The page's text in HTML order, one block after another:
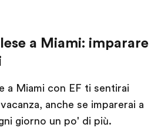
a Miami: imparare
a Miami con EF ti sentirai
anche se imparerai a
giorno un po' di più.